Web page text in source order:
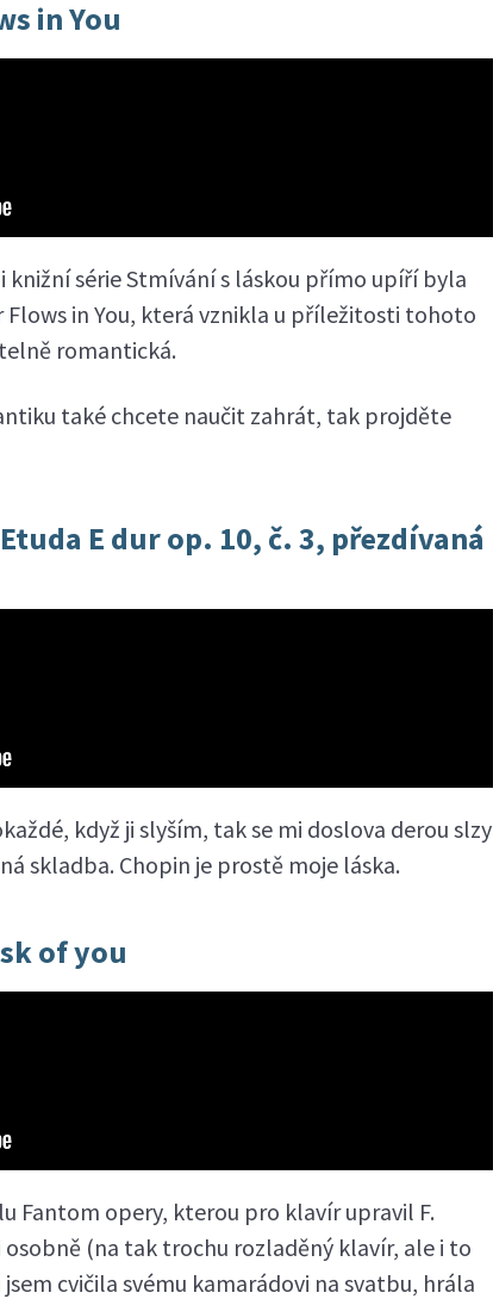
in You
série Stmívání s láskou přímo upíří byla
Flows in You, která vznikla u příležitosti tohoto
romantická.
také chcete naučit zahrát, tak projděte
E dur op. 10, č. 3, přezdívaná
když ji slyším, tak se mi doslova derou slzy
skladba. Chopin je prostě moje láska.
of you
Fantom opery, kterou pro klavír upravil F.
osobně (na tak trochu rozladěný klavír, ale i to
cvičila svému kamarádovi na svatbu, hrála